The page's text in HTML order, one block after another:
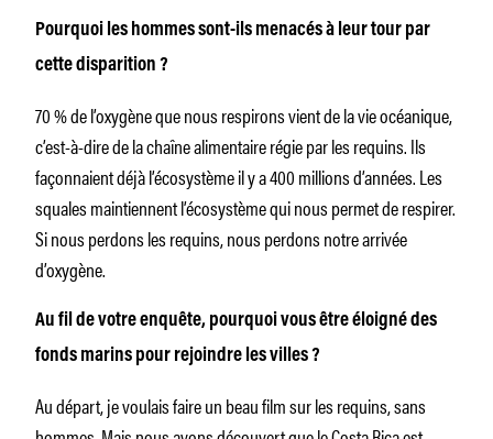
Pourquoi les hommes sont-ils menacés à leur tour par
cette disparition ?
70 % de l’oxygène que nous respirons vient de la vie océanique,
c’est-à-dire de la chaîne alimentaire régie par les requins. Ils
façonnaient déjà l’écosystème il y a 400 millions d’années. Les
squales maintiennent l’écosystème qui nous permet de respirer.
Si nous perdons les requins, nous perdons notre arrivée
d’oxygène.
Au fil de votre enquête, pourquoi vous être éloigné des
fonds marins pour rejoindre les villes ?
Au départ, je voulais faire un beau film sur les requins, sans